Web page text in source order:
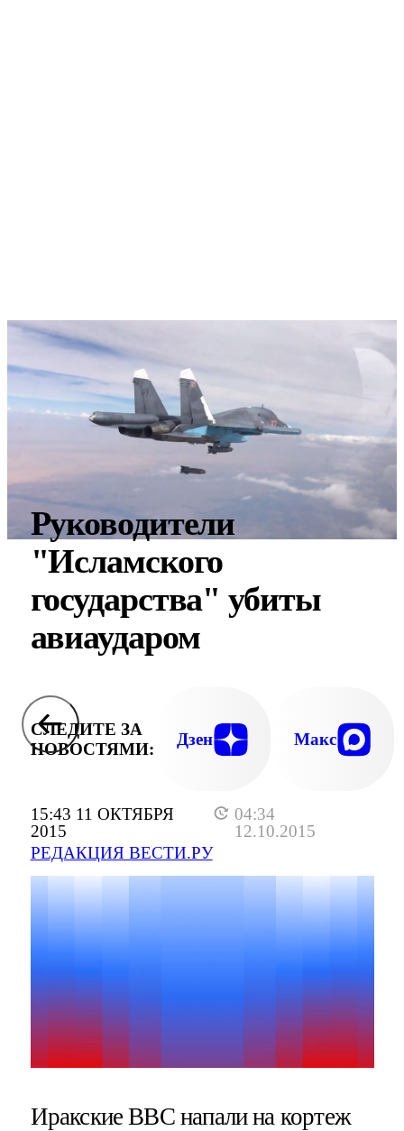
15:43 11 ОКТЯБРЯ
2015
04:34
12.10.2015
РЕДАКЦИЯ ВЕСТИ.РУ
Руководители
"Исламского
государства" убиты
авиаударом
СЛЕДИТЕ ЗА
НОВОСТЯМИ:
Дзен Макс
Иракские ВВС напали на кортеж